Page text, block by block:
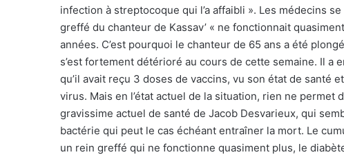
infection à streptocoque qui l’a affaibli ». Les médecins
greffé du chanteur de Kassav’ « ne fonctionnait
années. C’est pourquoi le chanteur de 65 ans a été
s’est fortement détérioré au cours de cette semaine. Il a
qu’il avait reçu 3 doses de vaccins, vu son état de santé
virus. Mais en l’état actuel de la situation, rien ne permet
gravissime actuel de santé de Jacob Desvarieux, qui
bactérie qui peut le cas échéant entraîner la mort. Le
un rein greffé qui ne fonctionne quasiment plus, le